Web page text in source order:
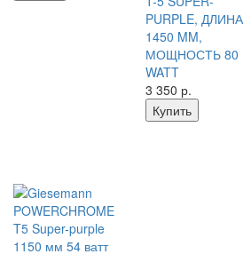
PURPLE, ДЛИНА
1450 MM,
МОЩНОСТЬ 80
WATT
3 350 р.
Купить